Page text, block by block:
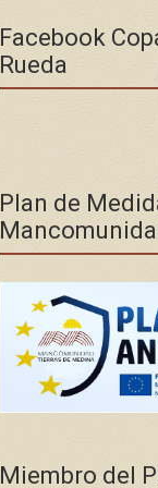
Facebook
Rueda
Plan de
Miembro del